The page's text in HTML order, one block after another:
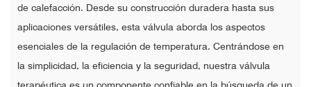
de calefacción. Desde su construcción duradera hasta sus
aplicaciones versátiles, esta válvula aborda los aspectos
esenciales de la regulación de temperatura. Centrándose en
la simplicidad, la eficiencia y la seguridad, nuestra válvula